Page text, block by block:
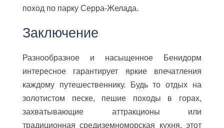
поход по парку Серра-Желада.
Заключение
Разнообразное и насыщенное Бенидорм
интересное гарантирует яркие впечатления
каждому путешественнику. Будь то отдых на
золотистом песке, пешие походы в горах,
захватывающие аттракционы или
традиционная средиземноморская кухня, этот